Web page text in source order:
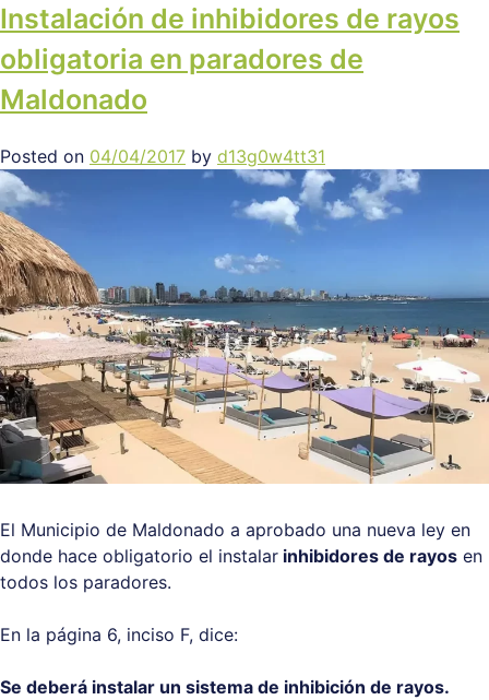
Instalación de inhibidores de rayos
obligatoria en paradores de
Maldonado
Posted on 04/04/2017 by d13g0w4tt31
El Municipio de Maldonado a aprobado una nueva ley en
donde hace obligatorio el instalar inhibidores de rayos en
todos los paradores.
En la página 6, inciso F, dice:
Se deberá instalar un sistema de inhibición de rayos.